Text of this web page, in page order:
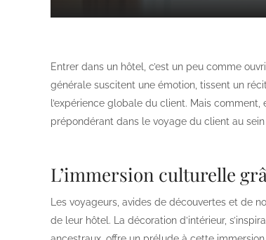
Entrer dans un hôtel, c’est un peu comme
générale suscitent une émotion, tissent un
l’expérience globale du client. Mais comment,
prépondérant dans le voyage du client au
L’immersion culturelle
Les voyageurs, avides de découvertes et de
de leur hôtel. La décoration d’intérieur,